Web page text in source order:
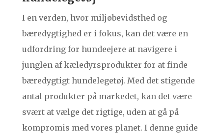
I en verden, hvor miljøbevidsthed og
bæredygtighed er i fokus, kan det være en
udfordring for hundeejere at navigere i
junglen af kæledyrsprodukter for at finde
bæredygtigt hundelegetøj. Med det stigende
antal produkter på markedet, kan det være
svært at vælge det rigtige, uden at gå på
kompromis med vores planet. I denne guide